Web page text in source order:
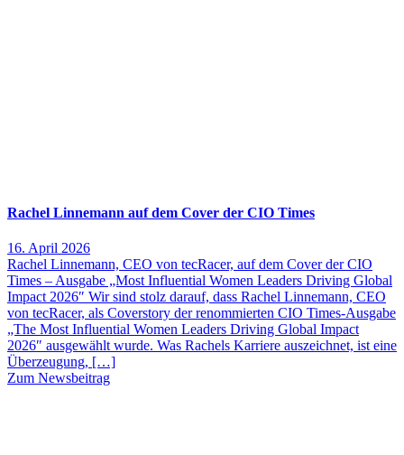
Rachel Linnemann auf dem Cover der CIO Times
16. April 2026
Rachel Linnemann, CEO von tecRacer, auf dem Cover der CIO
Times – Ausgabe „Most Influential Women Leaders Driving Global
Impact 2026″ Wir sind stolz darauf, dass Rachel Linnemann, CEO
von tecRacer, als Coverstory der renommierten CIO Times-Ausgabe
„The Most Influential Women Leaders Driving Global Impact
2026″ ausgewählt wurde. Was Rachels Karriere auszeichnet, ist eine
Überzeugung, […]
Zum Newsbeitrag